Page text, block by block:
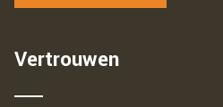
Vertrouwen